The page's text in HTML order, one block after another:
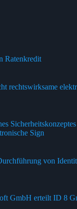
Ratenkredit
rechtswirksame
Sign
von
GmbH erteilt ID 8